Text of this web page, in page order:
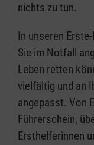
nichts zu tun.
In unseren
Sie im Notfall
Leben retten
vielfältig und an
angepasst. Von
Führerschein,
Ersthelferinnen